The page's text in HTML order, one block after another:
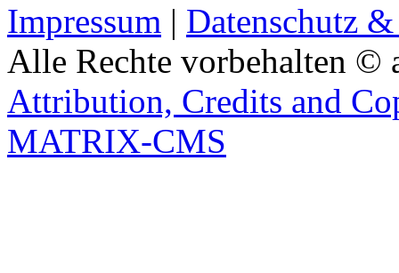
Impressum | Datenschutz
Alle Rechte vorbehalten ©
Attribution, Credits and
MATRIX-CMS